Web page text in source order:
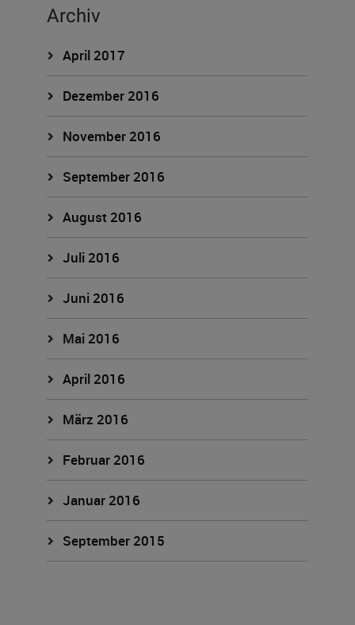
Archiv
April 2017
Dezember 2016
November 2016
September 2016
August 2016
Juli 2016
Juni 2016
Mai 2016
April 2016
März 2016
Februar 2016
Januar 2016
September 2015